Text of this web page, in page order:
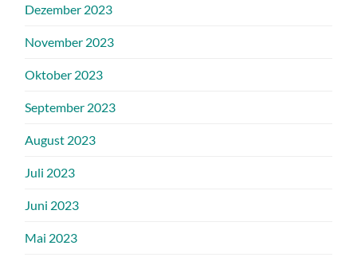
Dezember 2023
November 2023
Oktober 2023
September 2023
August 2023
Juli 2023
Juni 2023
Mai 2023